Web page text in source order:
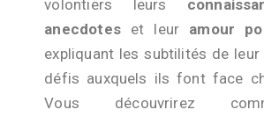
volontiers leurs
anecdoteset leur amour
expliquant les subtilités de
défis auxquels ils font face
Vous découvrirez